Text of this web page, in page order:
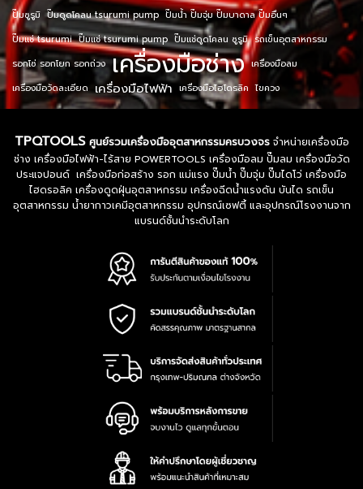
ปั๊มซูรูมิ ปั๊มดูดโคลน tsurumi pump ปั๊มน้ำ ปั๊มจุ่ม ปั๊มบาดาล ปั๊มอื่นๆ
ปั๊มแช่ tsurumi ปั๊มแช่ tsurumi pump ปั๊มแช่ดูดโคลน ซูรูมิ รถเข็นอุตสาหกรรม
รอกโซ่ รอกโยก รอกถ่วง เครื่องมือช่าง เครื่องมือลม
เครื่องมือวัดละเอียด เครื่องมือไฟฟ้า เครื่องมือไฮโดรลิค ไขควง
TPQTOOLS ศูนย์รวมเครื่องมืออุตสาหกรรมครบวงจรจำหน่ายเครื่องมือ
ช่าง เครื่องมือไฟฟ้า-ไร้สาย POWERTOOLS เครื่องมือลม ปั๊มลม เครื่องมือวัด
ประแจปอนด์ เครื่องมือก่อสร้าง รอก แม่แรง ปั๊มน้ำ ปั๊มจุ่ม ปั๊มไดโว่ เครื่องมือ
ไฮดรอลิค เครื่องดูดฝุ่นอุตสาหกรรม เครื่องฉีดน้ำแรงดัน บันได รถเข็น
อุตสาหกรรม น้ำยากาวเคมีอุตสาหกรรม อุปกรณ์เซฟตี้ และอุปกรณ์โรงงานจาก
แบรนด์ชั้นนำระดับโลก